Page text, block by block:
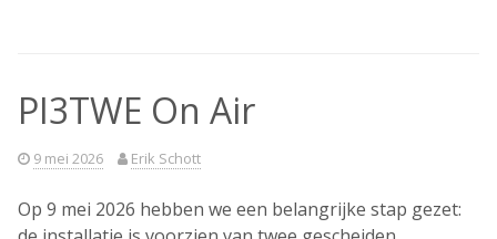
PI3TWE On Air
9 mei 2026 Erik Schott
Op 9 mei 2026 hebben we een belangrijke stap gezet: